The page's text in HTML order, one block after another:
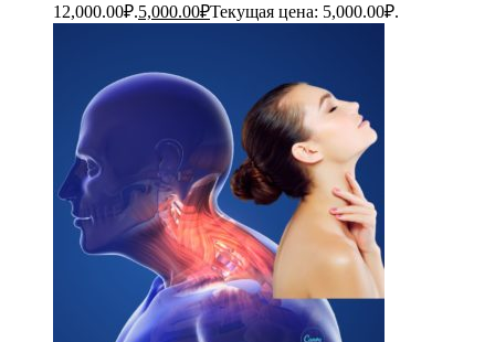
12,000.00₽.5,000.00₽Текущая цена: 5,000.00₽.